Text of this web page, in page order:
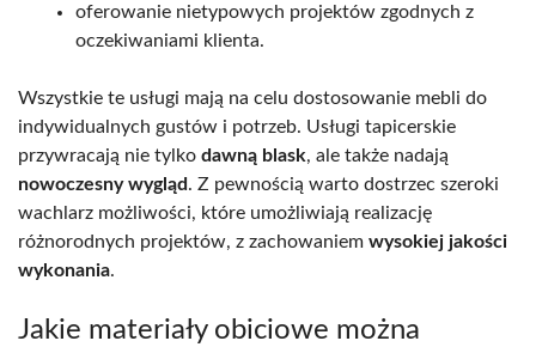
oferowanie nietypowych projektów zgodnych z
oczekiwaniami klienta.
Wszystkie te usługi mają na celu dostosowanie mebli do
indywidualnych gustów i potrzeb. Usługi tapicerskie
przywracają nie tylko dawną blask, ale także nadają
nowoczesny wygląd. Z pewnością warto dostrzec szeroki
wachlarz możliwości, które umożliwiają realizację
różnorodnych projektów, z zachowaniem wysokiej jakości
wykonania.
Jakie materiały obiciowe można